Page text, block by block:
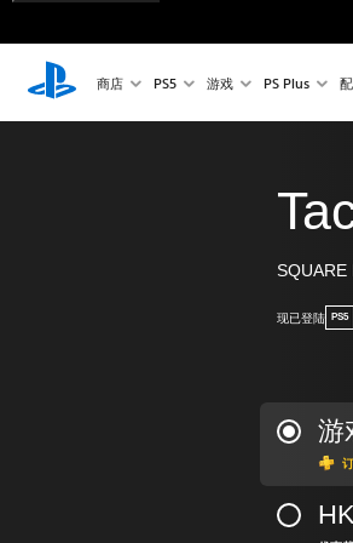
商店 PS5 游戏 PS Plus
SQUARE
现已登陆 PS5
游